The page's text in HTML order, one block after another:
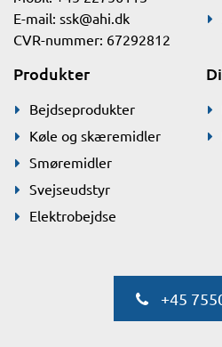
E-mail: ssk@ahi.dk
CVR-nummer: 67292812
Produkter
Bejdseprodukter
Køle og skæremidler
Smøremidler
Svejseudstyr
Elektrobejdse
+45